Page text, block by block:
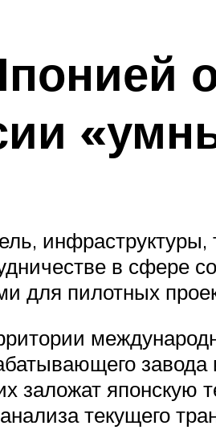
инфраструктуры,
в сфере
для пилотных
заложат японскую
текущего